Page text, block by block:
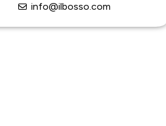
info@ilbosso.com